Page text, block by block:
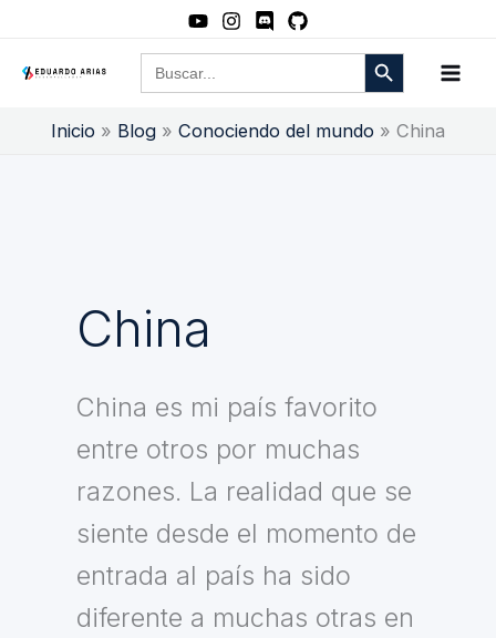
contenido
Buscar: Botón de búsqueda
Inicio Blog Conociendo del mundo China
China
China es mi país favorito
entre otros por muchas
razones. La realidad que se
siente desde el momento de
entrada al país ha sido
diferente a muchas otras en